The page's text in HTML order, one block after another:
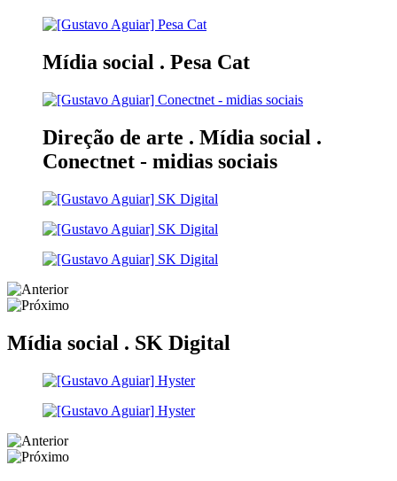
Mídia social . Pesa Cat
Direção de arte . Mídia social .
Conectnet - midias sociais
Mídia social . SK Digital